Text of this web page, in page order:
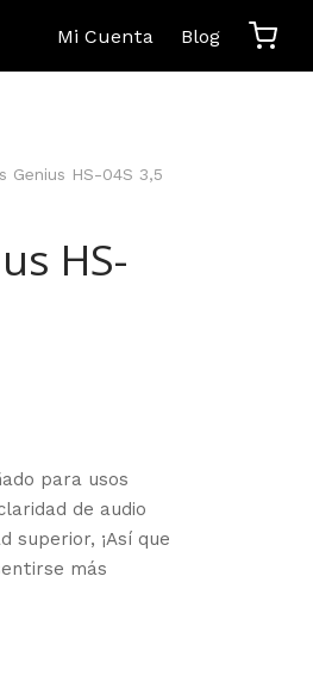
Mi Cuenta Blog
Genius HS-04S 3,5
HS-
para usos
de audio
superior, ¡Así que
más